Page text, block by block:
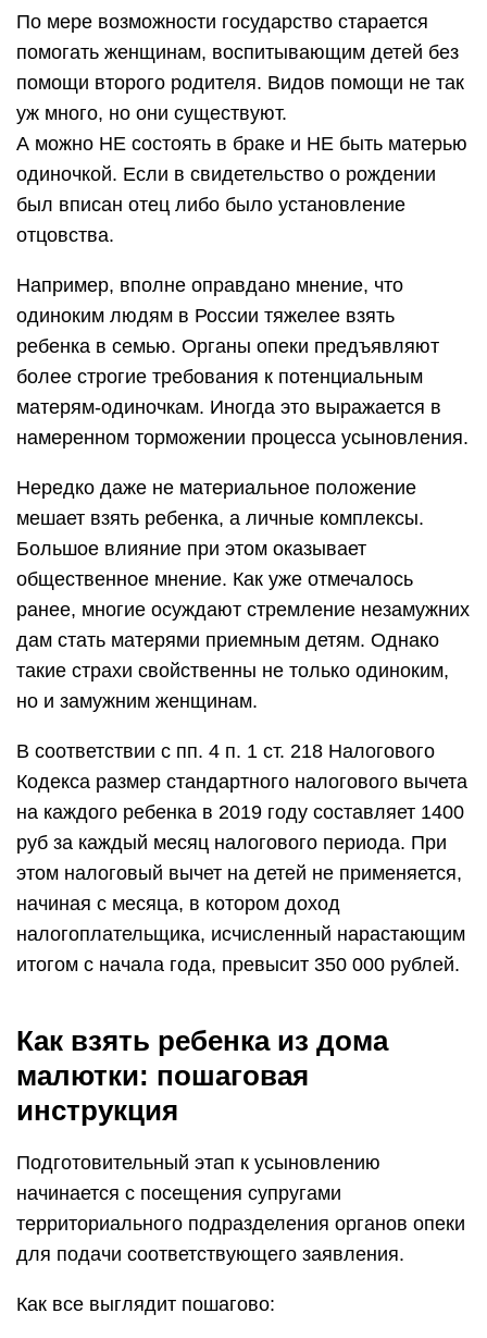
По мере возможности государство старается
помогать женщинам, воспитывающим детей без
помощи второго родителя. Видов помощи не так
уж много, но они существуют.
А можно НЕ состоять в браке и НЕ быть матерью
одиночкой. Если в свидетельство о рождении
был вписан отец либо было установление
отцовства.
Например, вполне оправдано мнение, что
одиноким людям в России тяжелее взять
ребенка в семью. Органы опеки предъявляют
более строгие требования к потенциальным
матерям-одиночкам. Иногда это выражается в
намеренном торможении процесса усыновления.
Нередко даже не материальное положение
мешает взять ребенка, а личные комплексы.
Большое влияние при этом оказывает
общественное мнение. Как уже отмечалось
ранее, многие осуждают стремление незамужних
дам стать матерями приемным детям. Однако
такие страхи свойственны не только одиноким,
но и замужним женщинам.
В соответствии с пп. 4 п. 1 ст. 218 Налогового
Кодекса размер стандартного налогового вычета
на каждого ребенка в 2019 году составляет 1400
руб за каждый месяц налогового периода. При
этом налоговый вычет на детей не применяется,
начиная с месяца, в котором доход
налогоплательщика, исчисленный нарастающим
итогом с начала года, превысит 350 000 рублей.
Как взять ребенка из дома
малютки: пошаговая
инструкция
Подготовительный этап к усыновлению
начинается с посещения супругами
территориального подразделения органов опеки
для подачи соответствующего заявления.
Как все выглядит пошагово: